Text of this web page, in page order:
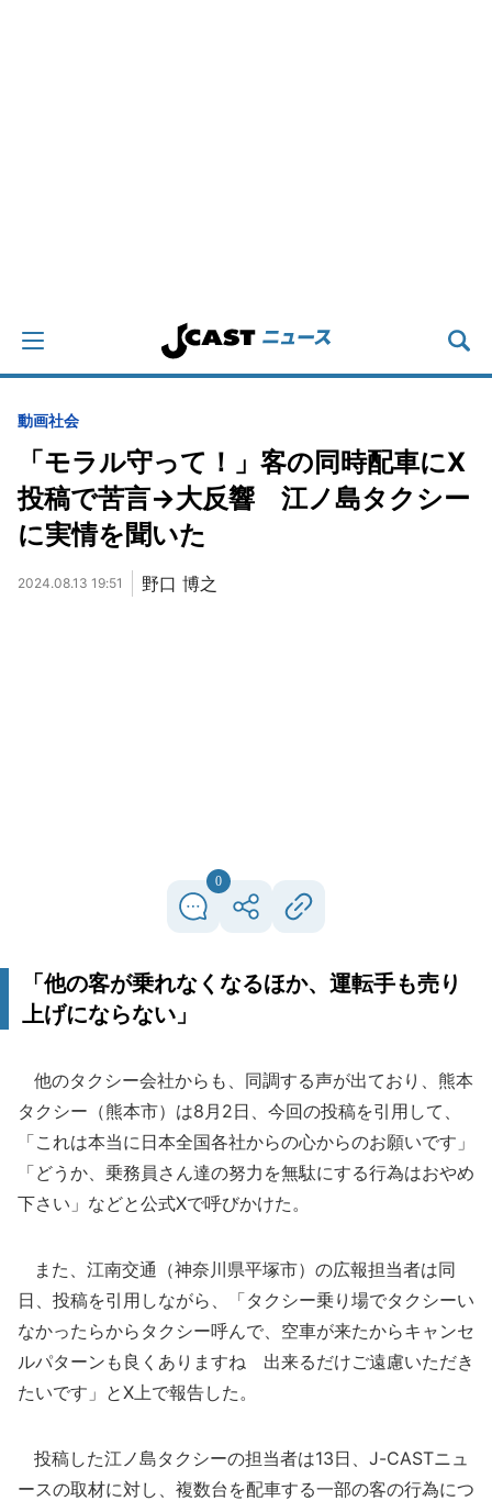
動画社会
「モラル守って！」客の同時配車にX
投稿で苦言→大反響 江ノ島タクシー
に実情を聞いた
2024.08.13 19:51 野口 博之
0
「他の客が乗れなくなるほか、運転手も売り
上げにならない」
他のタクシー会社からも、同調する声が出ており、熊本
タクシー（熊本市）は8月2日、今回の投稿を引用して、
「これは本当に日本全国各社からの心からのお願いです」
「どうか、乗務員さん達の努力を無駄にする行為はおやめ
下さい」などと公式Xで呼びかけた。
また、江南交通（神奈川県平塚市）の広報担当者は同
日、投稿を引用しながら、「タクシー乗り場でタクシーい
なかったらからタクシー呼んで、空車が来たからキャンセ
ルパターンも良くありますね 出来るだけご遠慮いただき
たいです」とX上で報告した。
投稿した江ノ島タクシーの担当者は13日、J-CASTニュ
ースの取材に対し、複数台を配車する一部の客の行為につ